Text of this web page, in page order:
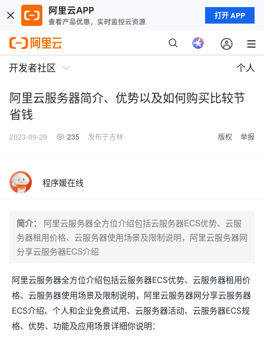
打开 APP
开发者社区 个人
阿里云服务器简介、优势以及如何购买比较节
省钱
2023-09-29 235 发布于吉林 版权 举报
程序媛在线
简介：
阿里云服务器全方位介绍包括云服务器ECS优势、云服
务器租用价格、云服务器使用场景及限制说明，阿里云服务器网
分享云服务器ECS介绍
阿里云服务器全方位介绍包括云服务器ECS优势、云服务器租用价
格、云服务器使用场景及限制说明，阿里云服务器网分享云服务器
ECS介绍、个人和企业免费试用、云服务器活动、云服务器ECS规
格、优势、功能及应用场景详细你说明：